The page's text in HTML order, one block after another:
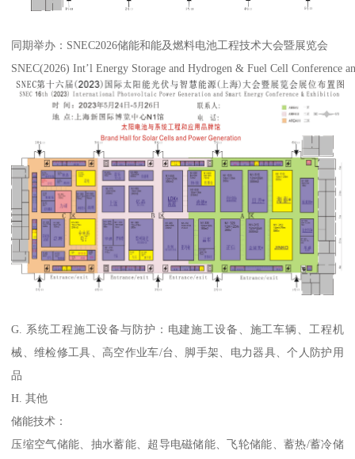
同期举办：SNEC2026储能和能及燃料电池工程技术大会暨展览会
SNEC(2026) Int’l Energy Storage and Hydrogen & Fuel Cell Conference
G. 系统工程施工设备与防护：电建施工设备、施工车辆、工程机
械、维检修工具、高空作业车/台、脚手架、电力器具、个人防护用
品
H. 其他
储能技术：
压缩空气储能、抽水蓄能、超导电磁储能、飞轮储能、蓄热/蓄冷储